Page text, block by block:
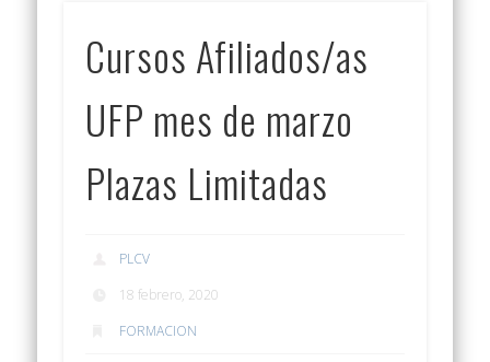
Cursos Afiliados/as
UFP mes de marzo
Plazas Limitadas
PLCV
18 febrero, 2020
FORMACION